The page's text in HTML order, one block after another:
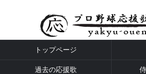
トップページ
過去の応援歌